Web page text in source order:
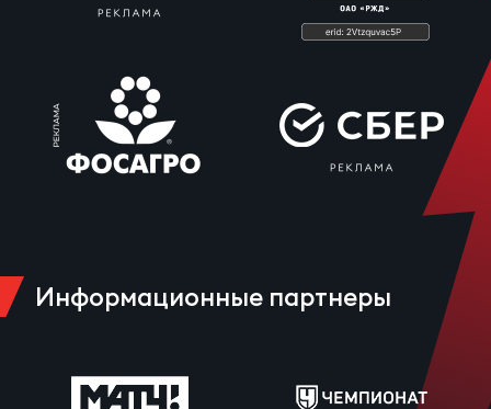
Информационные партнеры